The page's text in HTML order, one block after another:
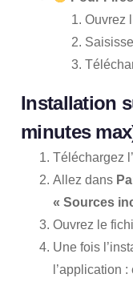
Ouvrez
Installation
minutes
Téléchargez
Allez dans
« Sources
Ouvrez le
Une fois
l’application